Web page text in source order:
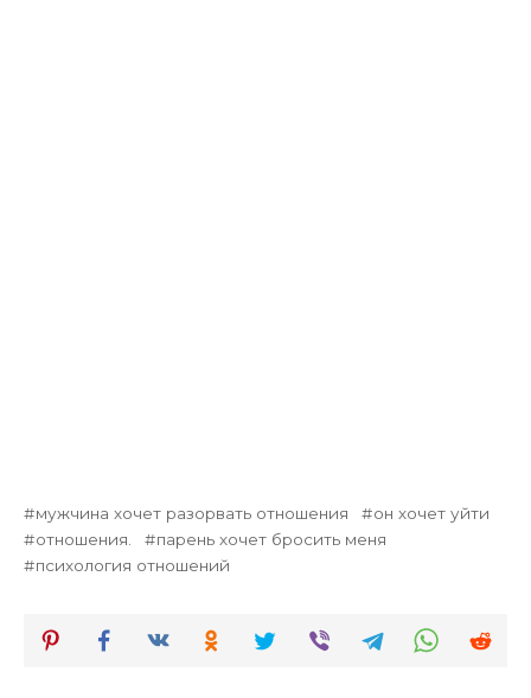
мужчина хочет разорвать отношения
он хочет уйти
отношения.
парень хочет бросить меня
психология отношений